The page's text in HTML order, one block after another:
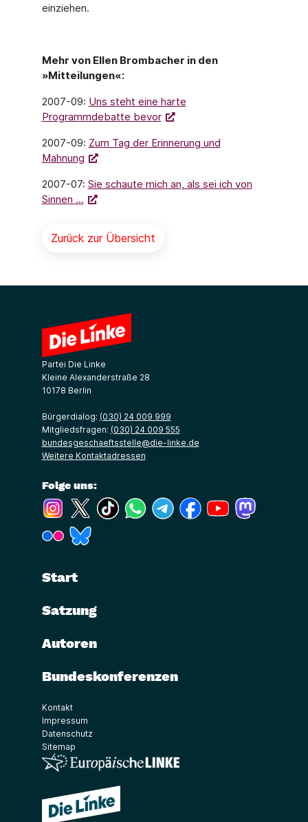
einziehen.
Mehr von Ellen Brombacher in den
»Mitteilungen«:
2007-09: Uns steht eine harte
Programmdebatte bevor
2007-09: Zum Tag der Erinnerung und
Mahnung
2007-07: Sie schaute mich an, als sei ich von
Sinnen ...
Zurück zur Übersicht
Partei Die Linke
Kleine Alexanderstraße 28
10178 Berlin
Bürgerdialog: (030) 24 009 999
Mitgliedsfragen: (030) 24 009 555
bundesgeschaeftsstelle@die-linke.de
Weitere Kontaktadressen
Folge uns:
(Link öffnet ein neues Fenster)
(Link öffnet ein neues Fenster)
(Link öffnet ein neues Fenster)
(Link öffnet ein neues Fenster)
(Link öffnet ein neues Fenster)
(Link öffnet ein neues
(Link öffnet ein
(Link öffnet ein neues Fenster)
Start
Satzung
Autoren
Bundeskonferenzen
Kontakt
Impressum
Datenschutz
Sitemap
(Link öffnet ein neues Fenster)